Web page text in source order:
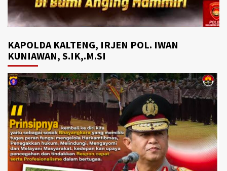
KAPOLDA KALTENG, IRJEN POL. IWAN
KUNIAWAN, S.IK,.M.SI